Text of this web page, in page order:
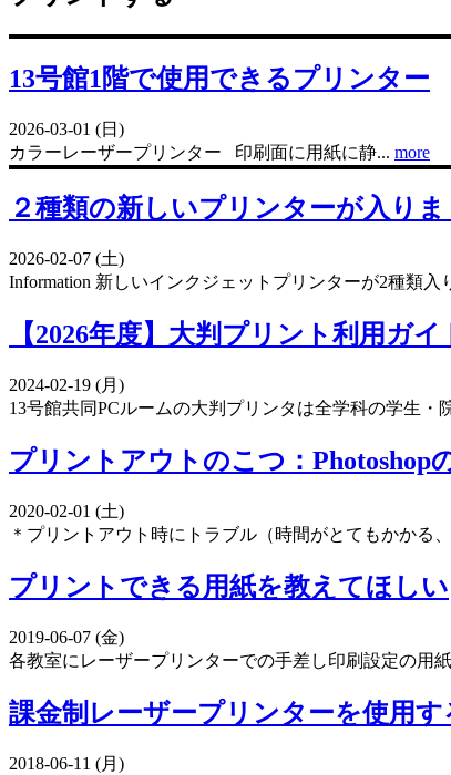
13号館1階で使用できるプリンター
2026-03-01 (日)
カラーレーザープリンター 印刷面に用紙に静... more
２種類の新しいプリンターが入りま
2026-02-07 (土)
Information 新しいインクジェットプリンターが2種類入
【2026年度】大判プリント利用ガイ
2024-02-19 (月)
13号館共同PCルームの大判プリンタは全学科の学生・
プリントアウトのこつ：Photoshop
2020-02-01 (土)
＊プリントアウト時にトラブル（時間がとてもかかる
プリントできる用紙を教えてほしい
2019-06-07 (金)
各教室にレーザープリンターでの手差し印刷設定の用
課金制レーザープリンターを使用す
2018-06-11 (月)